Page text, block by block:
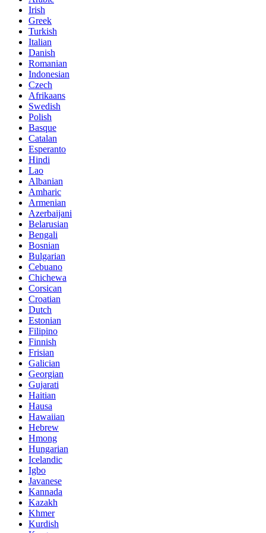
Irish
Greek
Turkish
Italian
Danish
Romanian
Indonesian
Czech
Afrikaans
Swedish
Polish
Basque
Catalan
Esperanto
Hindi
Lao
Albanian
Amharic
Armenian
Azerbaijani
Belarusian
Bengali
Bosnian
Bulgarian
Cebuano
Chichewa
Corsican
Croatian
Dutch
Estonian
Filipino
Finnish
Frisian
Galician
Georgian
Gujarati
Haitian
Hausa
Hawaiian
Hebrew
Hmong
Hungarian
Icelandic
Igbo
Javanese
Kannada
Kazakh
Khmer
Kurdish